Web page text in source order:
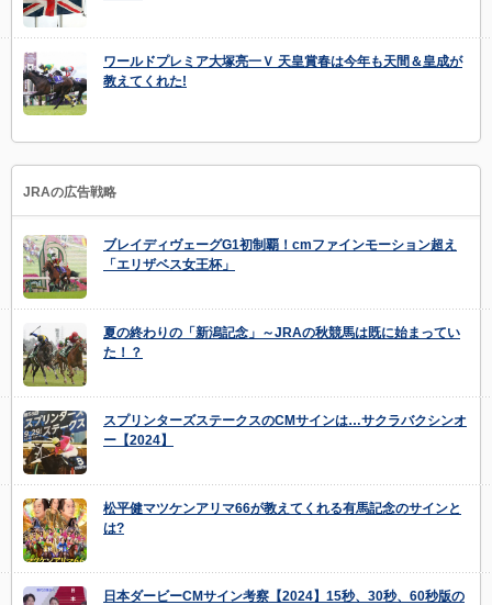
ワールドプレミア大塚亮一Ｖ 天皇賞春は今年も天間＆皇成が
教えてくれた!
JRAの広告戦略
ブレイディヴェーグG1初制覇！cmファインモーション超え
「エリザベス女王杯」
夏の終わりの「新潟記念」～JRAの秋競馬は既に始まってい
た！？
スプリンターズステークスのCMサインは…サクラバクシンオ
ー【2024】
松平健マツケンアリマ66が教えてくれる有馬記念のサインと
は?
日本ダービーCMサイン考察【2024】15秒、30秒、60秒版の